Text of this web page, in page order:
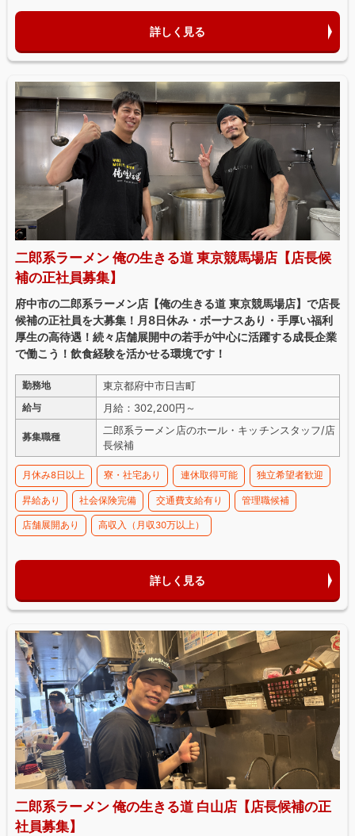
詳しく見る
二郎系ラーメン 俺の生きる道 東京競馬場店【店長候
補の正社員募集】
府中市の二郎系ラーメン店【俺の生きる道 東京競馬場店】で店長
候補の正社員を大募集！月8日休み・ボーナスあり・手厚い福利
厚生の高待遇！続々店舗展開中の若手が中心に活躍する成長企業
で働こう！飲食経験を活かせる環境です！
勤務地 東京都府中市日吉町
給与 月給：302,200円～
募集職種
二郎系ラーメン店のホール・キッチンスタッフ/店
長候補
月休み8日以上 寮・社宅あり 連休取得可能 独立希望者歓迎
昇給あり 社会保険完備 交通費支給有り 管理職候補
店舗展開あり 高収入（月収30万以上）
詳しく見る
二郎系ラーメン 俺の生きる道 白山店【店長候補の正
社員募集】